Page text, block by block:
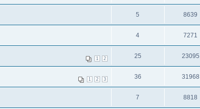
5 8639
4 7271
1 2 25 23095
1 2 3 36 31968
7 8818